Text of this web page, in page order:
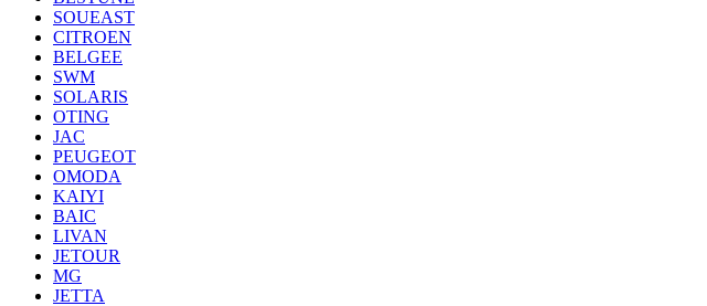
SOUEAST
CITROEN
BELGEE
SWM
SOLARIS
OTING
JAC
PEUGEOT
OMODA
KAIYI
BAIC
LIVAN
JETOUR
MG
JETTA